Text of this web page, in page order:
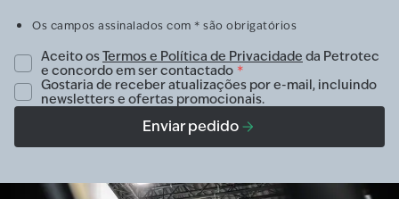
Os campos assinalados com * são obrigatórios
Aceito osTermos e Política de Privacidade da Petrotec
e concordo em ser contactado *
Gostaria de receber atualizações por e-mail, incluindo
newsletters e ofertas promocionais.
Enviar pedido